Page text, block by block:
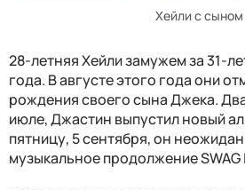
Хейли с сыном
28-летняя Хейли замужем за 31-
года. В августе этого года они
рождения своего сына Джека.
июле, Джастин выпустил новый
пятницу, 5 сентября, он
музыкальное продолжение SWAG